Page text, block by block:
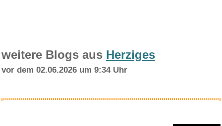
weitere Blogs aus Herziges
vor dem 02.06.2026 um 9:34 Uhr